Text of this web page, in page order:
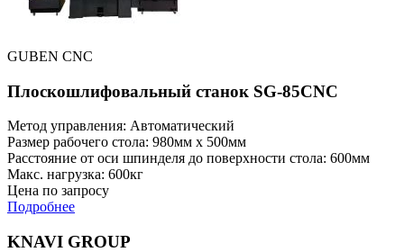
GUBEN CNC
Плоскошлифовальный станок SG-85CNC
Метод управления: Автоматический
Размер рабочего стола: 980мм x 500мм
Расстояние от оси шпинделя до поверхности стола: 600мм
Макс. нагрузка: 600кг
Цена по запросу
Подробнее
KNAVI GROUP